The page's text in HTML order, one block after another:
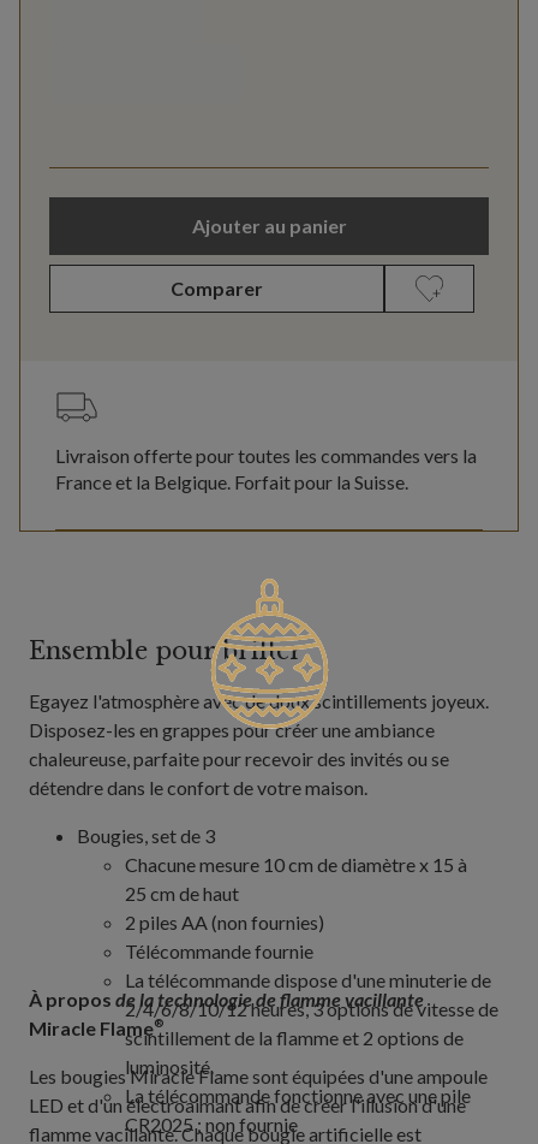
Ajouter au panier
Comparer
Livraison offerte pour toutes les commandes vers la
France et la Belgique. Forfait pour la Suisse.
Ensemble pour briller
Egayez l'atmosphère avec de doux scintillements joyeux.
Disposez-les en grappes pour créer une ambiance
chaleureuse, parfaite pour recevoir des invités ou se
détendre dans le confort de votre maison.
Bougies, set de 3
Chacune mesure 10 cm de diamètre x 15 à
25 cm de haut
2 piles AA (non fournies)
Télécommande fournie
La télécommande dispose d'une minuterie de
2/4/6/8/10/12 heures, 3 options de vitesse de
scintillement de la flamme et 2 options de
luminosité.
La télécommande fonctionne avec une pile
CR2025 ; non fournie
À propos de la technologie de flamme vacillante
Miracle Flame®
Les bougies Miracle Flame sont équipées d'une ampoule
LED et d'un électroaimant afin de créer l'illusion d'une
flamme vacillante. Chaque bougie artificielle est